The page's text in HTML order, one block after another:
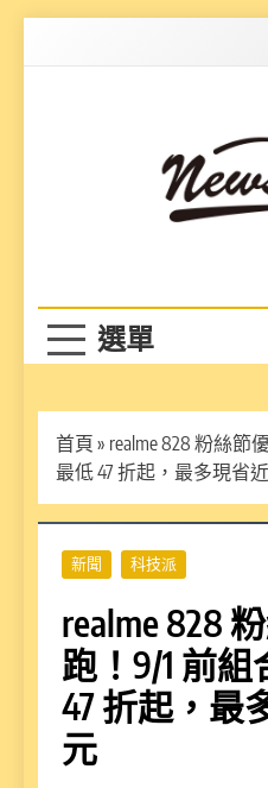
首頁 » realme 828 粉絲節
最低 47 折起，最多現省
新聞 科技派
realme 828
跑！9/1 前
47 折起，最
元